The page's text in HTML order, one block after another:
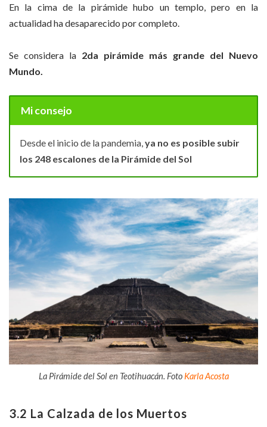
En la cima de la pirámide hubo un templo, pero en la
actualidad ha desaparecido por completo.
Se considera la 2da pirámide más grande del Nuevo
Mundo.
Mi consejo
Desde el inicio de la pandemia,ya no es posible subir
los 248 escalones de la Pirámide del Sol
La Pirámide del Sol en Teotihuacán. FotoKarla Acosta
3.2 La Calzada de los Muertos